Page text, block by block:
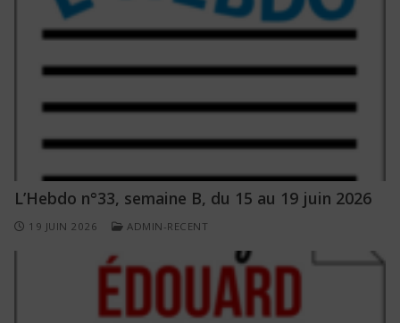
L’Hebdo n°33, semaine B, du 15 au 19 juin 2026
19 JUIN 2026 ADMIN-RECENT